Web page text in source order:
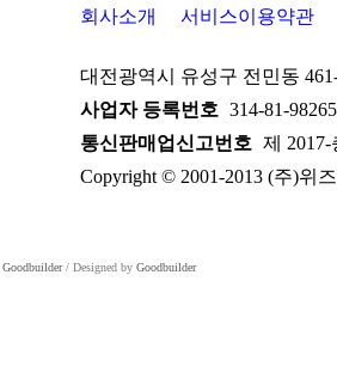
회사소개 서비스이용약관
대전광역시 유성구 전민동
사업자 등록번호 314-81-98265
통신판매업신고번호 제
Copyright © 2001-2013 (주)위
Goodbuilder/ Designed by Goodbuilder